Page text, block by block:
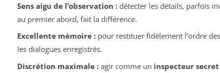
Sens aigu de l’observation :détecter les détails, parfois
au premier abord, fait la différence.
Excellente mémoire :pour restituer fidèlement l’ordre
les dialogues enregistrés.
Discrétion maximale :agir comme un inspecteur secret